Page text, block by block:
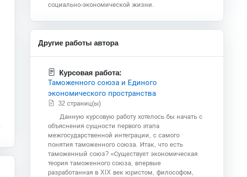
социально-экономической жизни.
Другие работы автора
Курсовая работа:
Таможенного союза и Единого
экономического пространства
32 страниц(ы)
Данную курсовую работу хотелось бы начать с
объяснения сущности первого этапа
межгосударственной интеграции, с самого
понятия таможенного союза. Итак, что есть
таможенный союз? «Существует экономическая
теория таможенного союза, впервые
разработанная в XIX век юристом, философом,